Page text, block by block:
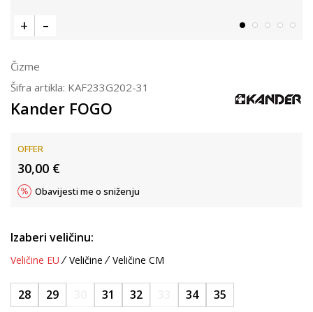
Čizme
Šifra artikla: KAF233G202-31
Kander FOGO
OFFER
30,00 €
Obavijesti me o sniženju
Izaberi veličinu:
Veličine EU Veličine Veličine CM
28 29 31 32 34 35